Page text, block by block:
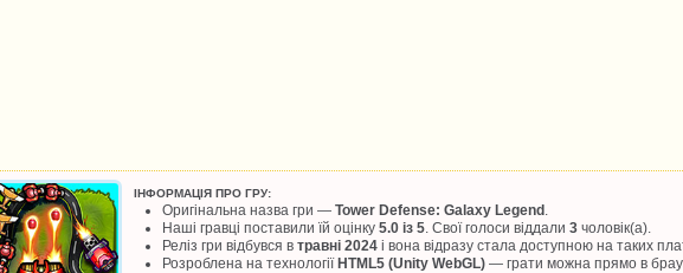
ІНФОРМАЦІЯ ПРО ГРУ:
Оригінальна назва гри — Tower Defense: Galaxy Legend .
Наші гравці поставили їй оцінку 5.0 із 5. Свої голоси віддали 3 чоловік(а).
Реліз гри відбувся в травні 2024 і вона відразу стала доступною на таких
Розроблена на технології HTML5 (Unity WebGL) — грати можна прямо в